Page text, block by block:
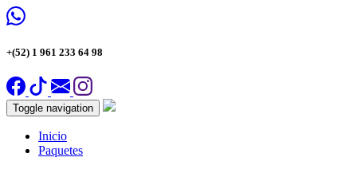
+(52) 1 961 233 64 98
Toggle navigation
Inicio
Paquetes